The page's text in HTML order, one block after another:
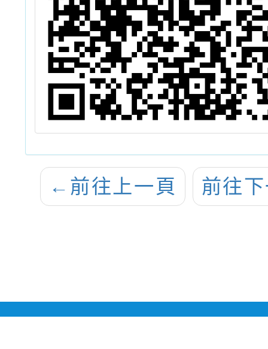
← 前往上一頁 前往